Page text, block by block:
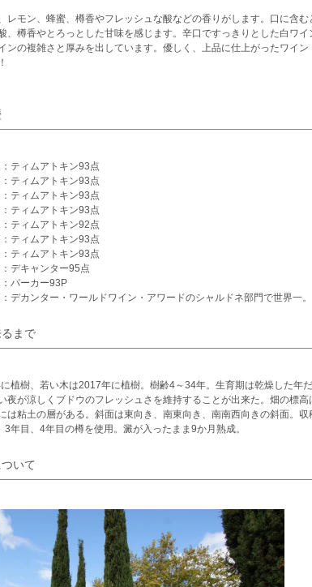
レモン、蜂蜜、樽香やフレッシュな酸などの香りがします。口に含
、樽香やとろっとした甘味を感じます。辛口ですっきりとした白ワ
ンの複雑さと厚みを出しています。優しく、上品に仕上がったワイ
ティムアトキン93点
ティムアトキン93点
ティムアトキン93点
ティムアトキン93点
ティムアトキン92点
ティムアトキン93点
ティムアトキン93点
デキャンター95点
パーカー93P
デカンター・ワールドワイン・アワードのシャルドネ部門で世界一。
まで
植樹、若い木は2017年に植樹。樹齢4～34年。生育期は乾燥した年
夜が涼しくブドウのフレッシュさを維持することが出来た。畑の標
は粘土の層がある。斜面は東向き、南東向き、南南西向きの斜面。
年目、4年目の樽を使用。澱が入ったまま9か月熟成。
いて